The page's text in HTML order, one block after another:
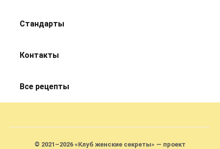
Стандарты
Контакты
Все рецепты
© 2021–2026 «Клуб женские секреты» — проект